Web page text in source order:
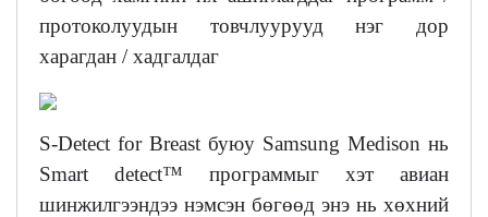
протоколуудын товчлуурууд нэг дор
харагдан / хадгалдаг
S-Detect for Breast буюу Samsung Medison нь
Smart detect™ программыг хэт авиан
шинжилгээндээ нэмсэн бөгөөд энэ нь хөхний